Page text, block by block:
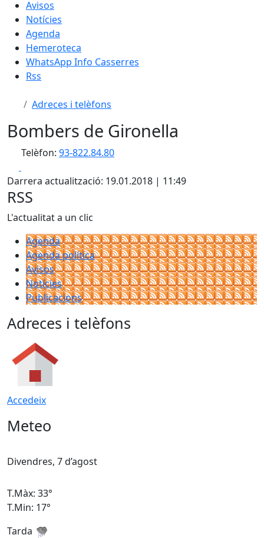
Avisos
Notícies
Agenda
Hemeroteca
WhatsApp Info Casserres
Rss
Adreces i telèfons
Bombers de Gironella
Telèfon: 93-822.84.80
Darrera actualització: 19.01.2018 | 11:49
RSS
L'actualitat a un clic
Agenda
Agenda política
Avisos
Notícies
Publicacions
Adreces i telèfons
Accedeix
Meteo
Divendres, 7 d’agost
T.Màx: 33°
T.Min: 17°
Tarda